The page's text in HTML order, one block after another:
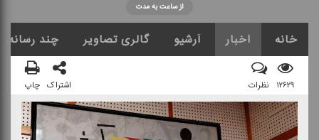
از ساعت به مدت
خانه اخبار آرشیو گالری تصاویر چند رسانه
۱۲۶۲۹ نظرات اشتراک چاپ